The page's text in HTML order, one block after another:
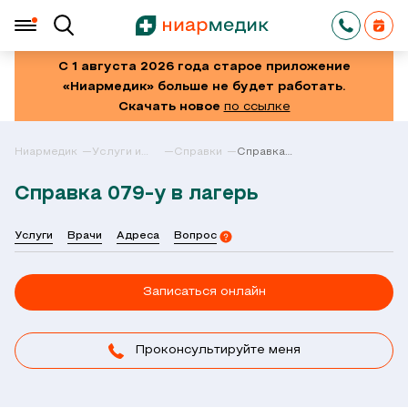
С 1 августа 2026 года старое приложение
«Ниармедик» больше не будет работать.
Скачать новое по ссылке
Ниармедик
Услуги и
Справки
Справка
Справка 079-у в лагерь
Услуги Врачи Адреса Вопрос
Записаться онлайн
Проконсультируйте меня